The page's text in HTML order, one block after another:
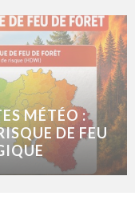
MÉTÉO :
DE FEU